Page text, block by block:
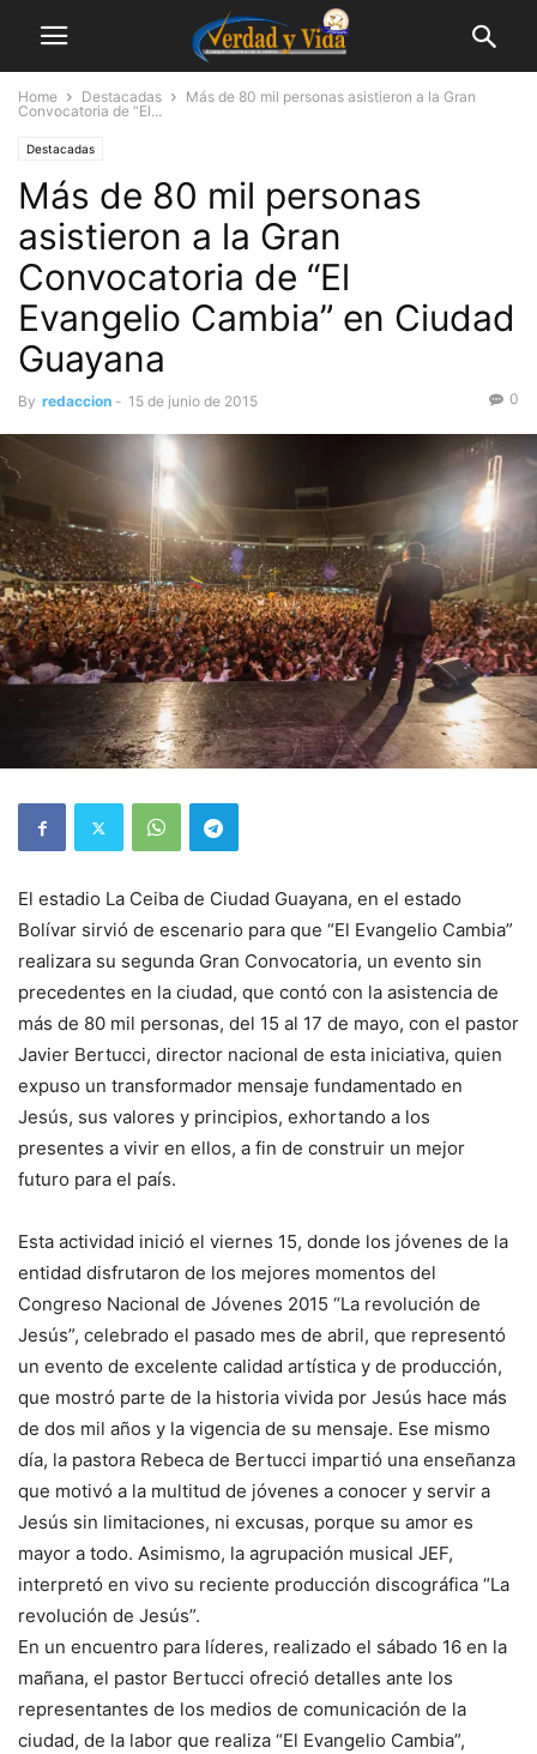
Home Destacadas
Más de 80 mil personas asistieron a la Gran
Convocatoria de “El...
Destacadas
Más de 80 mil personas
asistieron a la Gran
Convocatoria de “El
Evangelio Cambia” en Ciudad
Guayana
By redaccion - 15 de junio de 2015 0
El estadio La Ceiba de Ciudad Guayana, en el estado
Bolívar sirvió de escenario para que “El Evangelio Cambia”
realizara su segunda Gran Convocatoria, un evento sin
precedentes en la ciudad, que contó con la asistencia de
más de 80 mil personas, del 15 al 17 de mayo, con el pastor
Javier Bertucci, director nacional de esta iniciativa, quien
expuso un transformador mensaje fundamentado en
Jesús, sus valores y principios, exhortando a los
presentes a vivir en ellos, a fin de construir un mejor
futuro para el país.
Esta actividad inició el viernes 15, donde los jóvenes de la
entidad disfrutaron de los mejores momentos del
Congreso Nacional de Jóvenes 2015 “La revolución de
Jesús”, celebrado el pasado mes de abril, que representó
un evento de excelente calidad artística y de producción,
que mostró parte de la historia vivida por Jesús hace más
de dos mil años y la vigencia de su mensaje. Ese mismo
día, la pastora Rebeca de Bertucci impartió una enseñanza
que motivó a la multitud de jóvenes a conocer y servir a
Jesús sin limitaciones, ni excusas, porque su amor es
mayor a todo. Asimismo, la agrupación musical JEF,
interpretó en vivo su reciente producción discográfica “La
revolución de Jesús”.
En un encuentro para líderes, realizado el sábado 16 en la
mañana, el pastor Bertucci ofreció detalles ante los
representantes de los medios de comunicación de la
ciudad, de la labor que realiza “El Evangelio Cambia”,